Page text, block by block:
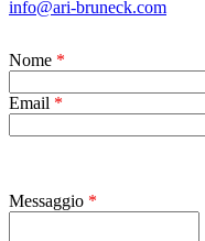
info@ari-bruneck.com
Nome *
Email *
Messaggio *